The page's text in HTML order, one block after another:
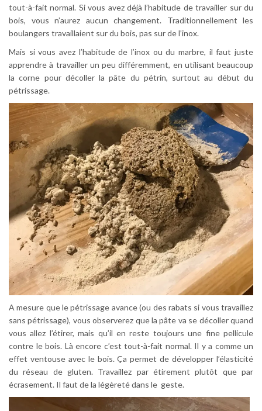
tout-à-fait normal. Si vous avez déjà l’habitude de travailler sur du
bois, vous n’aurez aucun changement. Traditionnellement les
boulangers travaillaient sur du bois, pas sur de l’inox.
Mais si vous avez l’habitude de l’inox ou du marbre, il faut juste
apprendre à travailler un peu différemment, en utilisant beaucoup
la corne pour décoller la pâte du pétrin, surtout au début du
pétrissage.
A mesure que le pétrissage avance (ou des rabats si vous travaillez
sans pétrissage), vous observerez que la pâte va se décoller quand
vous allez l’étirer, mais qu’il en reste toujours une fine pellicule
contre le bois. Là encore c’est tout-à-fait normal. Il y a comme un
effet ventouse avec le bois. Ça permet de développer l’élasticité
du réseau de gluten. Travaillez par étirement plutôt que par
écrasement. Il faut de la légèreté dans le geste.